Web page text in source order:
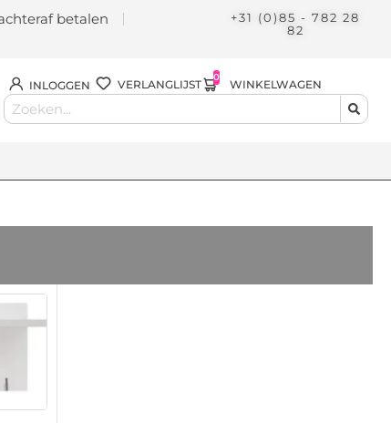
betalen
+31 (0)85 - 782 28
82
INLOGGEN VERLANGLIJST WINKELWAGEN
0